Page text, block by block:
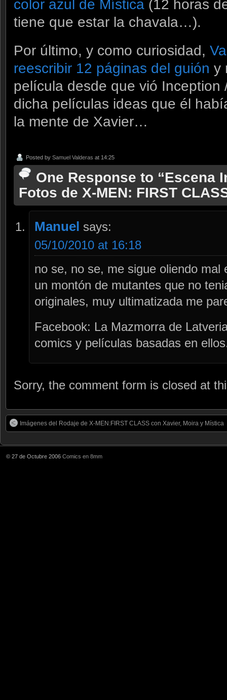
color azul de Mística (12 horas
tiene que estar la chavala…).
Por último, y como curiosidad,
reescribir 12 páginas del guión y
película desde que vió
dicha películas ideas que él
la mente de Xavier…
Posted by Samuel Valderas at 14:25
One Response to “Escena
Fotos de X-MEN: FIRST
Manuel says:
05/10/2010 at 16:18
no se, no se, me sigue oliendo
un montón de mutantes que no
originales, muy ultimatizada me
Facebook: La Mazmorra de
comics y películas basadas en
Sorry, the comment form is closed at
Imágenes del Rodaje de X-MEN:FIRST CLASS con Xavier, Moira y Mística
© 27 de Octubre 2006 Comics en 8mm